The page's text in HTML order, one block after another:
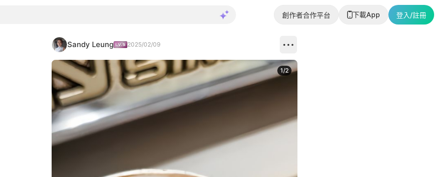
創作者合作平台 下載App 登入/註冊
Sandy Leung 2025/02/09
1/2